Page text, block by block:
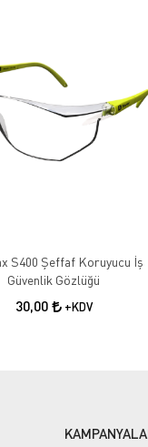
S400 Şeffaf Koruyucu İş
Güvenlik Gözlüğü
30,00 +KDV